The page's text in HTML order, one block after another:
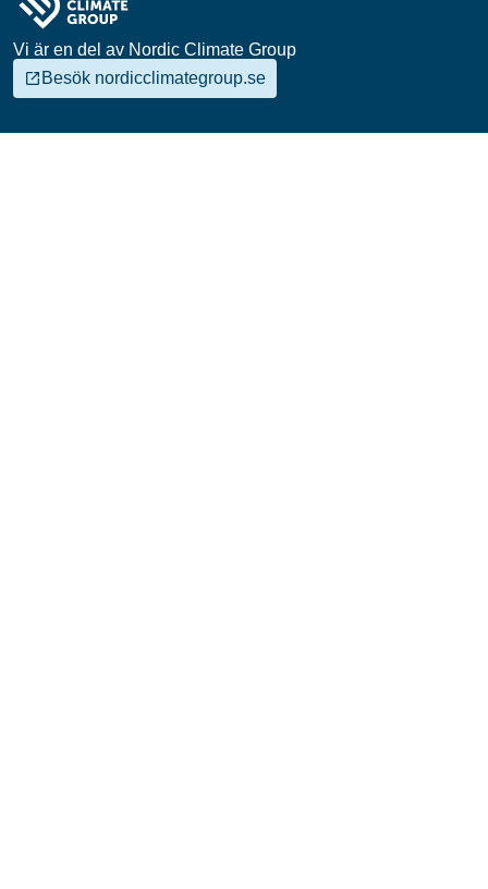
Vi är en del av Nordic Climate Group
Besök nordicclimategroup.se